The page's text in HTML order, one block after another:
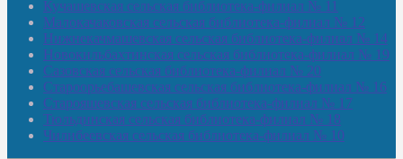
Кучашевская сельская библиотека-филиал № 11
Малокачаковская сельская библиотека-филиал № 12
Нижнекачмашевская сельская библиотека-филиал № 14
Новокильбахтинская сельская библиотека-филиал № 19
Сазовская сельская библиотека-филиал № 20
Староорьебашевская сельская библиотека-филиал № 16
Старояшевская сельская библиотека-филиал № 17
Тюльдинская сельская библиотека-филиал № 18
Чилибеевская сельская библиотека-филиал № 10